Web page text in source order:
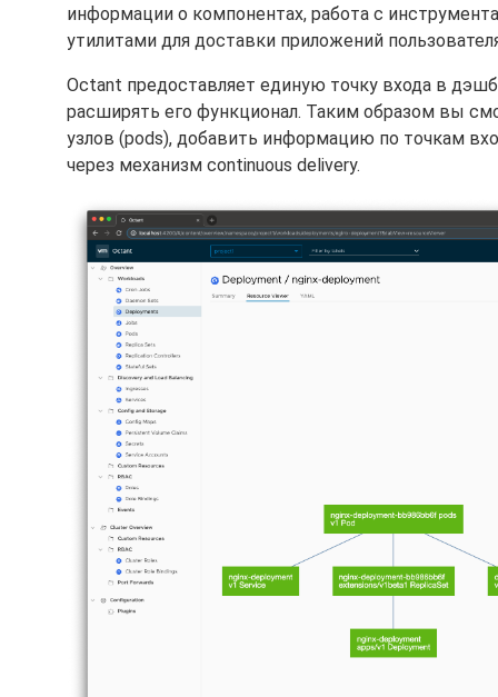
информации о компонентах, работа с
утилитами для доставки приложений
Octant предоставляет единую точку входа в
расширять его функционал. Таким образом вы
узлов (pods), добавить информацию по точкам
через механизм continuous delivery.